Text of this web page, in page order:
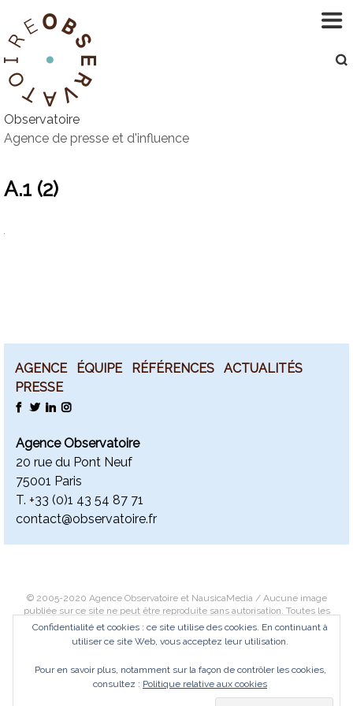
Observatoire
Agence de presse et d'influence
A.1 (2)
Agence Observatoire
20 rue du Pont Neuf
75001 Paris
T. +33 (0)1 43 54 87 71
contact@observatoire.fr
AGENCE ÉQUIPE RÉFÉRENCES
ACTUALITÉS
PRESSE
FACEBOOK
© 2005-2020 Agence Observatoire et NausicaMedia / Aucune image
publiée sur ce site ne peut être reproduite sans autorisation. Toutes les
images font l’objet d’un copyright. Des photographies haute-définition
peuvent être téléchargées dans un objectif éditorial exclusivement.
Consultez notre politique de confidentialité
© 2005-2020 Agence Observatoire and NausicaMedia / No image
published on this site can be reproduced without permission. All images are
copyrighted. Some high definition photos can be downloaded, exclusively for
Confidentialité et cookies : ce site utilise des cookies. En continuant à
utiliser ce site Web, vous acceptez leur utilisation.
Pour en savoir plus, notamment sur la façon de contrôler les cookies,
consultez : Politique relative aux cookies